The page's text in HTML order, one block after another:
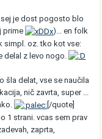
je dost pogosto blo
prime
)... en folk
simpl. oz. tko kot vse:
delal z levo nogo.
šla delat, vse se naučila
nič zavrta, super ...
[/quote]
1 strani. vcas sem prav
zaprta,